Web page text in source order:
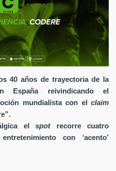
40 años de trayectoria de la
España reivindicando el
mundialista con el claim
elspotrecorre cuatro
con ‘acento’